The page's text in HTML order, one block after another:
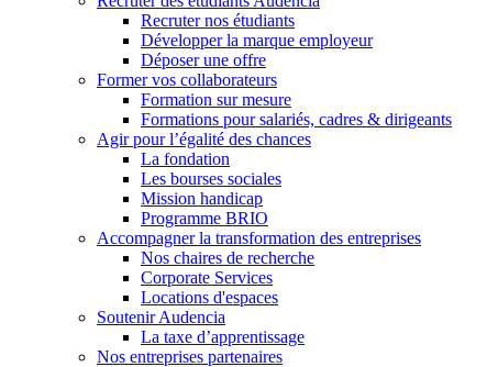
Recruter nos étudiants
Développer la marque employeur
Déposer une offre
Former vos collaborateurs
Formation sur mesure
Formations pour salariés, cadres & dirigeants
Agir pour l’égalité des chances
La fondation
Les bourses sociales
Mission handicap
Programme BRIO
Accompagner la transformation des entreprises
Nos chaires de recherche
Corporate Services
Locations d'espaces
Soutenir Audencia
La taxe d’apprentissage
Nos entreprises partenaires